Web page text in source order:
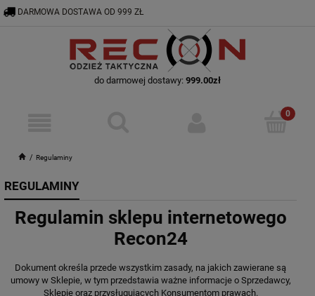
do darmowej dostawy: 999.00zł
Regulaminy
DARMOWA DOSTAWA OD 999 ZŁ
56 644 92 29
RECON@ODZIEZTAKTYCZNA.PL
REGULAMINY
Regulamin sklepu internetowego
Recon24
Dokument określa przede wszystkim zasady, na jakich zawierane są
umowy w Sklepie, w tym przedstawia ważne informacje o Sprzedawcy,
Sklepie oraz przysługujących Konsumentom prawach.